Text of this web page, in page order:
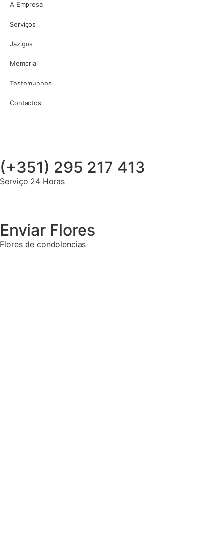
A Empresa
Serviços
Jazigos
Memorial
Testemunhos
Contactos
(+351) 295 217 413
Serviço 24 Horas
Enviar Flores
Flores de condolencias